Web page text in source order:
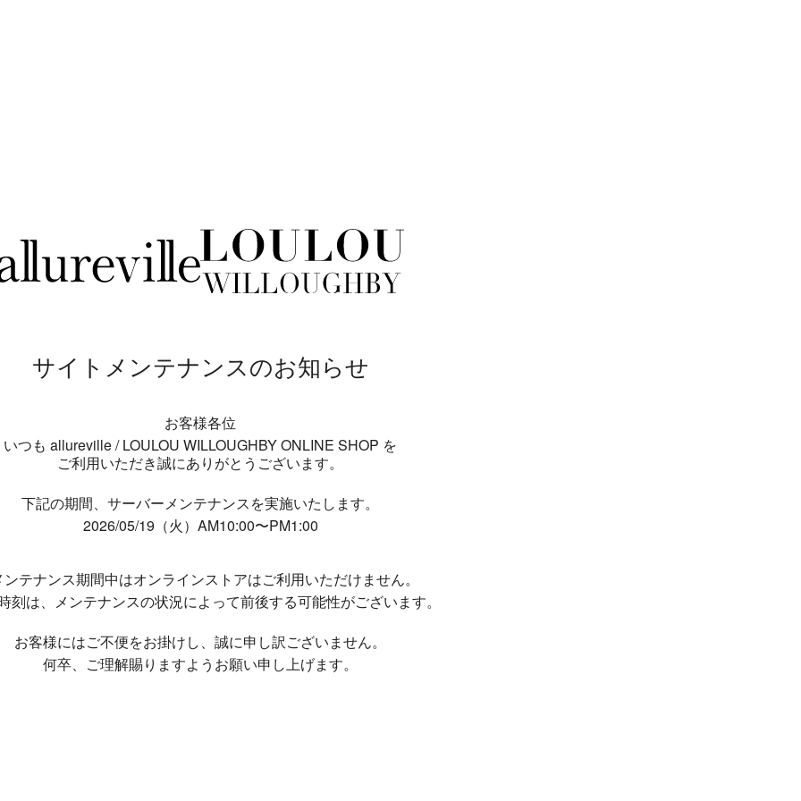
サイトメンテナンスのお知らせ
お客様各位
いつも allureville / LOULOU WILLOUGHBY ONLINE SHOP を
ご利用いただき誠にありがとうございます。
下記の期間、サーバーメンテナンスを実施いたします。
2026/05/19（火）AM10:00〜PM1:00
ンテナンス期間中はオンラインストアはご利用いただけません。
刻は、メンテナンスの状況によって前後する可能性がございます。
お客様にはご不便をお掛けし、 誠に申し訳ございません。
何卒、ご理解賜りますようお願い申し上げます。